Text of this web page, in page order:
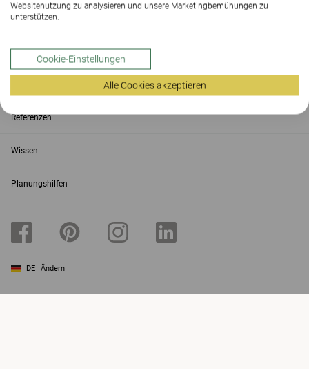
Produkte
Service
Referenzen
Wissen
Planungshilfen
DE Ändern
Websitenutzung zu analysieren und unsere Marketingbemühungen zu
unterstützen.
Cookie-Einstellungen
Alle Cookies akzeptieren